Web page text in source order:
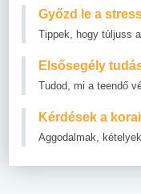
Győzd le a
Tippek, hogy túljuss
Elsősegély
Tudod, mi a teendő
Kérdések a
Aggodalmak,